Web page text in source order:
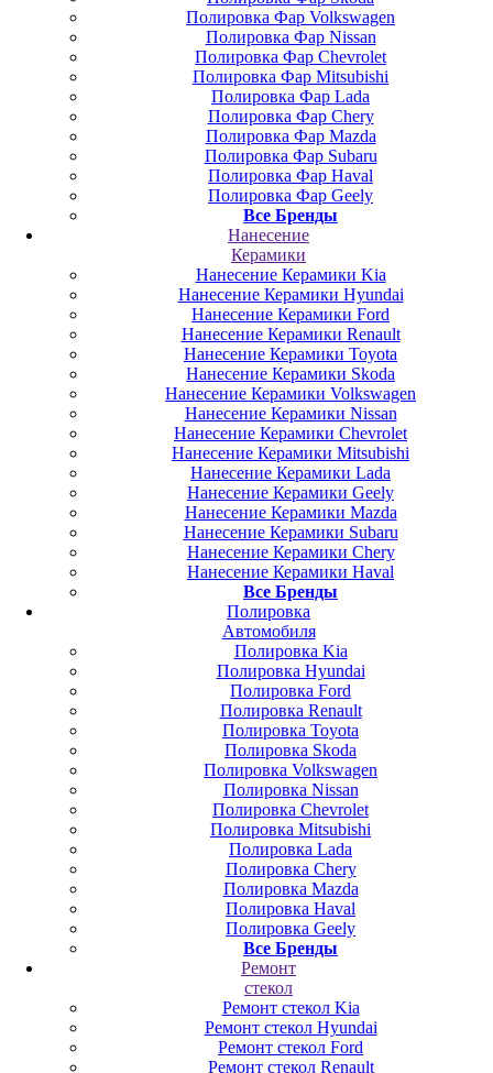
Полировка Фар Volkswagen
Полировка Фар Nissan
Полировка Фар Chevrolet
Полировка Фар Mitsubishi
Полировка Фар Lada
Полировка Фар Chery
Полировка Фар Mazda
Полировка Фар Subaru
Полировка Фар Haval
Полировка Фар Geely
Все Бренды
Нанесение
Керамики
Нанесение Керамики Kia
Нанесение Керамики Hyundai
Нанесение Керамики Ford
Нанесение Керамики Renault
Нанесение Керамики Toyota
Нанесение Керамики Skoda
Нанесение Керамики Volkswagen
Нанесение Керамики Nissan
Нанесение Керамики Chevrolet
Нанесение Керамики Mitsubishi
Нанесение Керамики Lada
Нанесение Керамики Geely
Нанесение Керамики Mazda
Нанесение Керамики Subaru
Нанесение Керамики Chery
Нанесение Керамики Haval
Все Бренды
Полировка
Автомобиля
Полировка Kia
Полировка Hyundai
Полировка Ford
Полировка Renault
Полировка Toyota
Полировка Skoda
Полировка Volkswagen
Полировка Nissan
Полировка Chevrolet
Полировка Mitsubishi
Полировка Lada
Полировка Chery
Полировка Mazda
Полировка Haval
Полировка Geely
Все Бренды
Ремонт
стекол
Ремонт стекол Kia
Ремонт стекол Hyundai
Ремонт стекол Ford
Ремонт стекол Renault